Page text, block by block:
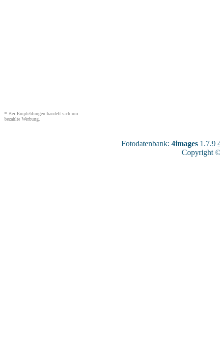
* Bei Empfehlungen handelt sich um
bezahlte Werbung.
Fotodatenbank: 4images 1.7.9
Copyright